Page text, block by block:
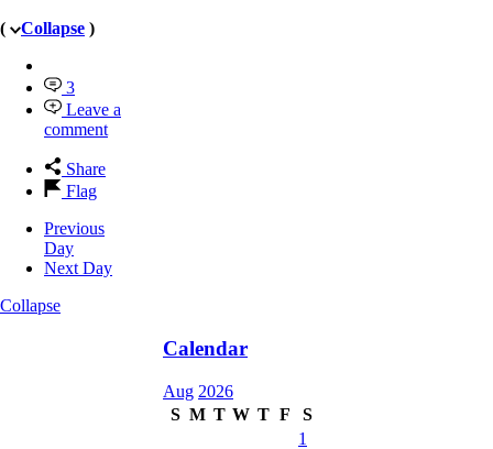
( Collapse )
3
Leave a
comment
Share
Flag
Previous
Day
Next Day
Collapse
Calendar
Aug 2026
S M T W T F
S
1